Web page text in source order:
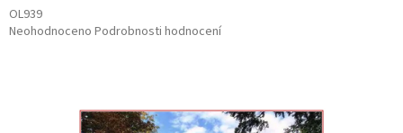
OL939
Průměrné hodnocení produktu je 0,0 z 5 hvězdiček.
Neohodnoceno Podrobnosti hodnocení